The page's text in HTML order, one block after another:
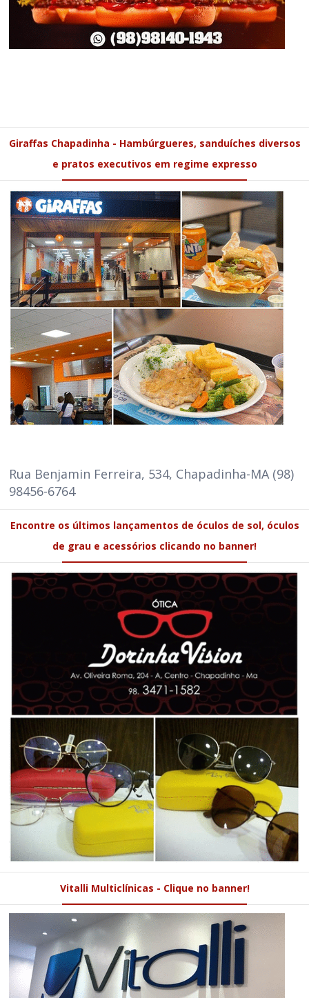
Giraffas Chapadinha - Hambúrgueres, sanduíches diversos
e pratos executivos em regime expresso
Rua Benjamin Ferreira, 534, Chapadinha-MA (98)
98456-6764
Encontre os últimos lançamentos de óculos de sol, óculos
de grau e acessórios clicando no banner!
Vitalli Multiclínicas - Clique no banner!